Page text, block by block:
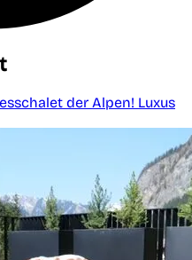
der Alpen! Luxus